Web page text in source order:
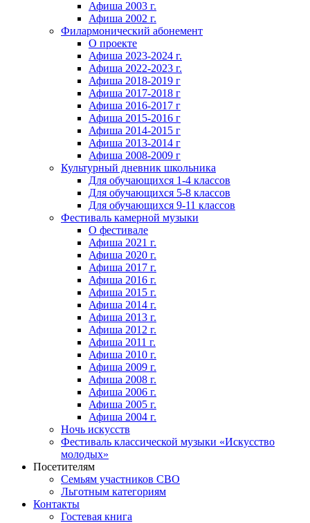
Афиша 2003 г.
Афиша 2002 г.
Филармонический абонемент
О проекте
Афиша 2023-2024 г.
Афиша 2022-2023 г.
Афиша 2018-2019 г
Афиша 2017-2018 г
Афиша 2016-2017 г
Афиша 2015-2016 г
Афиша 2014-2015 г
Афиша 2013-2014 г
Афиша 2008-2009 г
Культурный дневник школьника
Для обучающихся 1-4 классов
Для обучающихся 5-8 классов
Для обучающихся 9-11 классов
Фестиваль камерной музыки
О фестивале
Афиша 2021 г.
Афиша 2020 г.
Афиша 2017 г.
Афиша 2016 г.
Афиша 2015 г.
Афиша 2014 г.
Афиша 2013 г.
Афиша 2012 г.
Афиша 2011 г.
Афиша 2010 г.
Афиша 2009 г.
Афиша 2008 г.
Афиша 2006 г.
Афиша 2005 г.
Афиша 2004 г.
Ночь искусств
Фестиваль классической музыки «Искусство
молодых»
Посетителям
Семьям участников СВО
Льготным категориям
Контакты
Гостевая книга